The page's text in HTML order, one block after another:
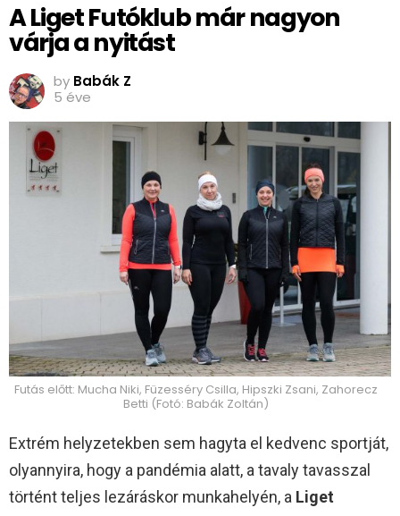
A Liget Futóklub már nagyon
várja a nyitást
by Babák Z
5 éve
Futás előtt: Mucha Niki, Füzesséry Csilla, Hipszki Zsani, Zahorecz
Betti (Fotó: Babák Zoltán)
Extrém helyzetekben sem hagyta el kedvenc sportját,
olyannyira, hogy a pandémia alatt, a tavaly tavasszal
történt teljes lezáráskor munkahelyén, a Liget